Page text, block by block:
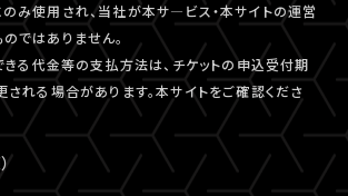
み使用され、当社が本サ―ビス・本サイトの運営
ではありません。
る代金等の支払方法は、チケットの申込受付期
される場合があります。本サイトをご確認くださ